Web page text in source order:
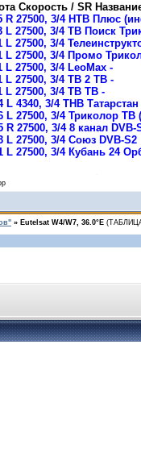
Скорость / SR
R 27500, 3/4 НТВ Плюс
L 27500, 3/4 ТВ Поиск
L 27500, 3/4
L 27500, 3/4 Промо
L 27500, 3/4 LeoMax -
L 27500, 3/4 ТВ 2 ТВ -
L 27500, 3/4 ТВ ТВ -
L 4340, 3/4 ТНВ Татарстан
L 27500, 3/4 Триколор ТВ
R 27500, 3/4 8 канал DVB-
L 27500, 3/4 Союз DVB-S2
L 27500, 3/4 Кубань 24
» Eutelsat W4/W7, 36.0°E